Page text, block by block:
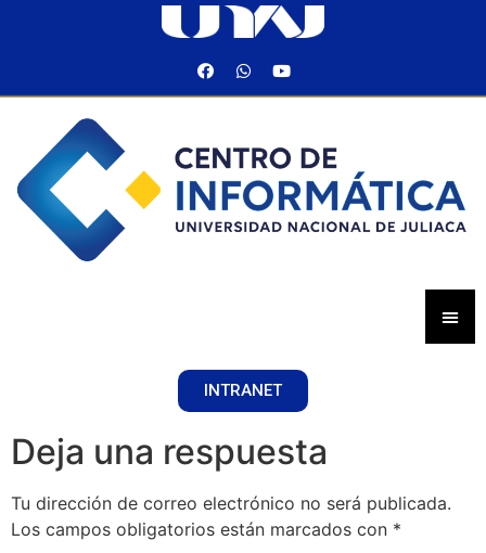
INTRANET
Deja una respuesta
Tu dirección de correo electrónico no será publicada.
Los campos obligatorios están marcados con *